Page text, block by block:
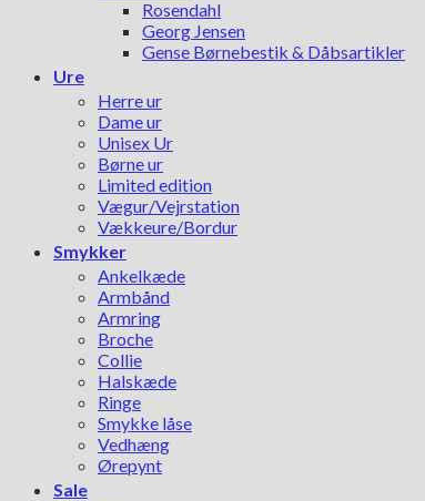
Rosendahl
Georg Jensen
Gense Børnebestik & Dåbsartikler
Ure
Herre ur
Dame ur
Unisex Ur
Børne ur
Limited edition
Vægur/Vejrstation
Vækkeure/Bordur
Smykker
Ankelkæde
Armbånd
Armring
Broche
Collie
Halskæde
Ringe
Smykke låse
Vedhæng
Ørepynt
Sale